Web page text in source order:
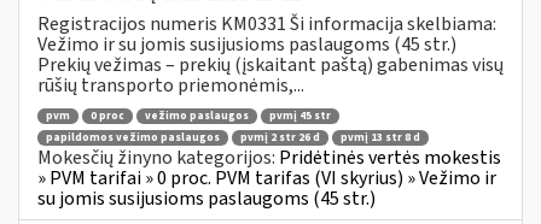
Registracijos numeris KM0331 Ši informacija skelbiama:
Vežimo ir su jomis susijusioms paslaugoms (45 str.)
Prekių vežimas – prekių (įskaitant paštą) gabenimas visų
rūšių transporto priemonėmis,...
pvm 0 proc vežimo paslaugos
pvmį 45 str
papildomos vežimo paslaugos
pvmį 2 str 26 d pvmį 13 str 8 d
Mokesčių žinyno kategorijos: Pridėtinės vertės mokestis
» PVM tarifai » 0 proc. PVM tarifas (VI skyrius) » Vežimo ir
su jomis susijusioms paslaugoms (45 str.)